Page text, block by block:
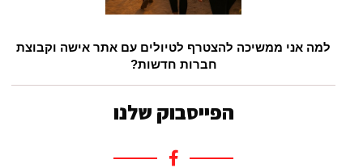
למה אני ממשיכה להצטרף לטיולים עם אתר אישה וקבוצת
חברות חדשות?
הפייסבוק שלנו